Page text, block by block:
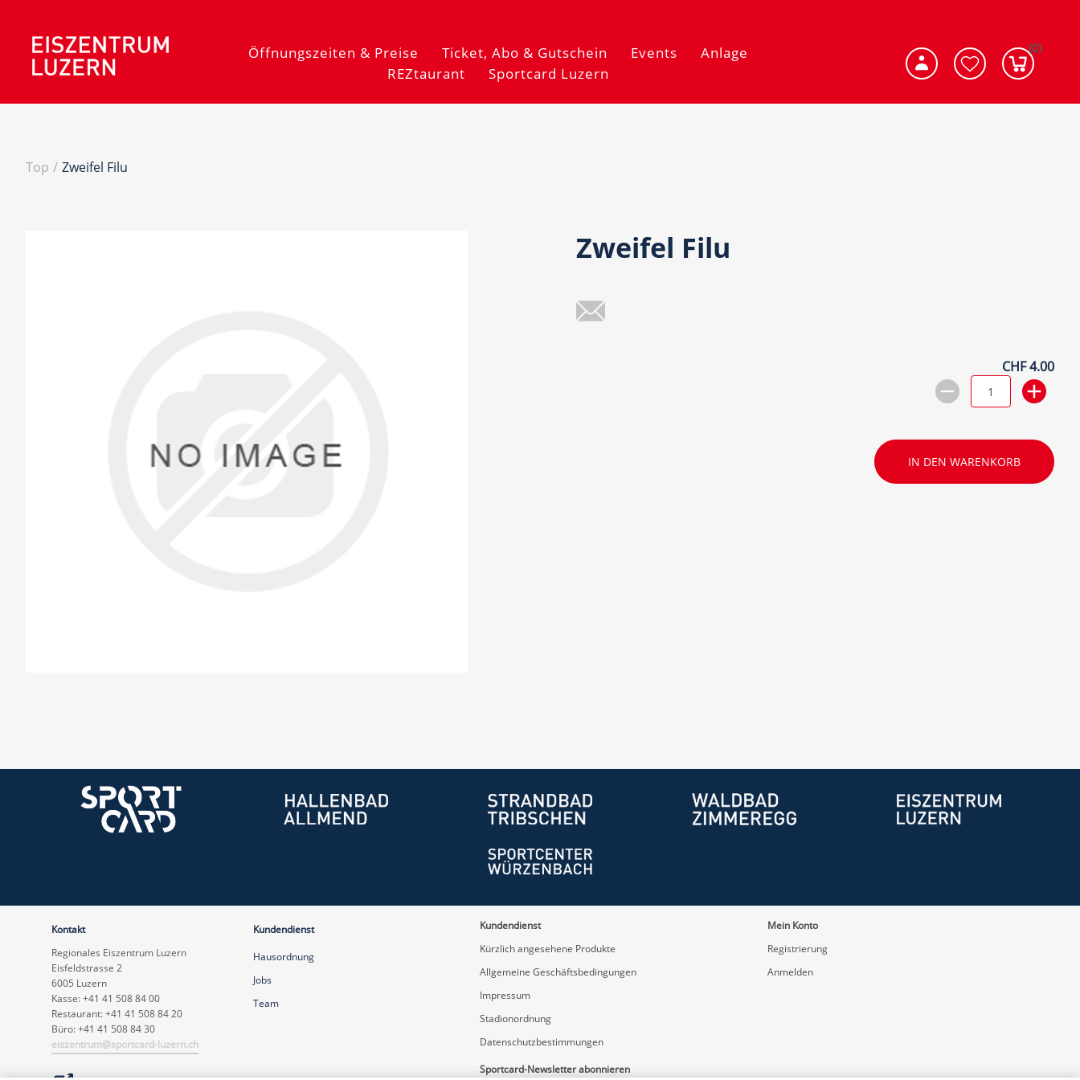
Öffnungszeiten & Preise Ticket, Abo & Gutschein Events
Anlage
REZtaurant
Sportcard Luzern
(0)
Top / Zweifel Filu
Zweifel Filu
CHF 4.00
IN DEN WARENKORB
Kontakt
Regionales Eiszentrum Luzern
Eisfeldstrasse 2
6005 Luzern
Kasse: +41 41 508 84 00
Restaurant: +41 41 508 84 20
Büro: +41 41 508 84 30
eiszentrum@sportcard-luzern.ch
Kundendienst
Hausordnung
Jobs
Team
Kundendienst
Kürzlich angesehene Produkte
Allgemeine Geschäftsbedingungen
Impressum
Stadionordnung
Datenschutzbestimmungen
Mein Konto
Registrierung
Anmelden
Sportcard-Newsletter abonnieren